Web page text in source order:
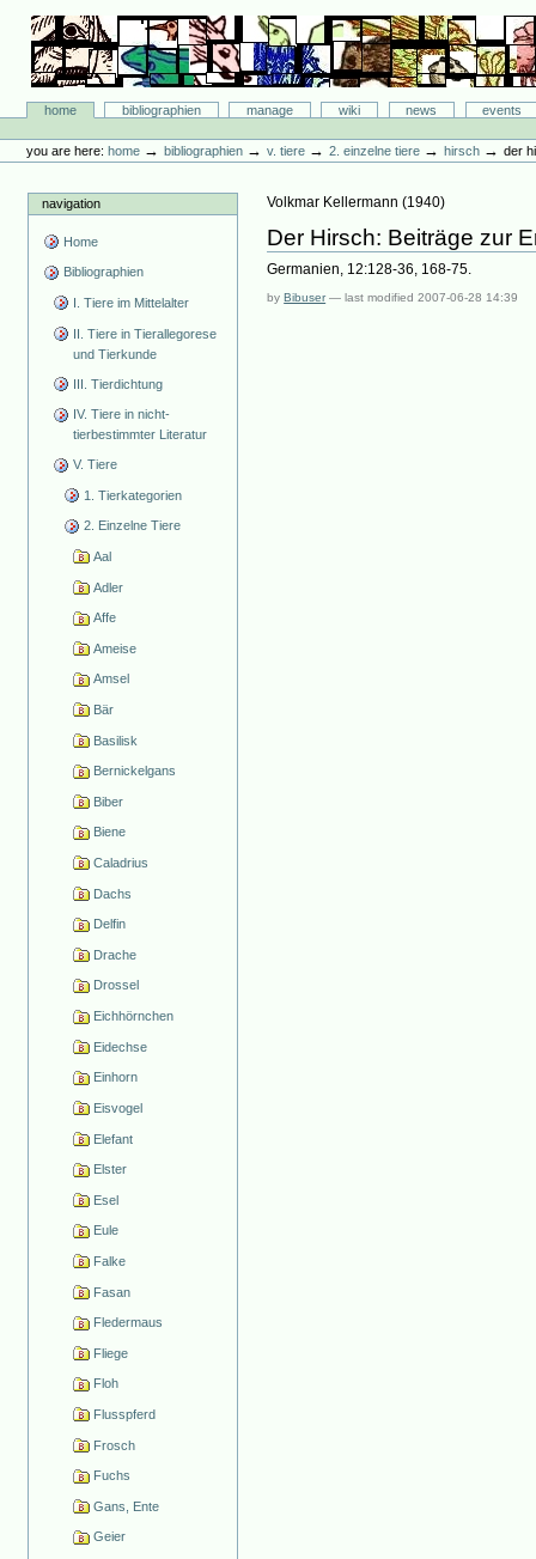
content.
navigation
Bibliographie-Portal
Sectionshome bibliographien manage wiki news
events
tools
you are here: home →bibliographien →v. tiere →2. einzelne tiere →hirsch →der
navigation
Home
Bibliographien
I. Tiere im Mittelalter
II. Tiere in Tierallegorese
und Tierkunde
III. Tierdichtung
IV. Tiere in nicht-
tierbestimmter Literatur
V. Tiere
1. Tierkategorien
2. Einzelne Tiere
Aal
Adler
Affe
Ameise
Amsel
Bär
Basilisk
Bernickelgans
Biber
Biene
Caladrius
Dachs
Delfin
Drache
Drossel
Eichhörnchen
Eidechse
Einhorn
Eisvogel
Elefant
Elster
Esel
Eule
Falke
Fasan
Fledermaus
Fliege
Floh
Flusspferd
Frosch
Fuchs
Gans, Ente
Geier
Volkmar Kellermann (1940)
Der Hirsch: Beiträge zur
Germanien, 12:128-36, 168-75.
byBibuser —last modified2007-06-28 14:39